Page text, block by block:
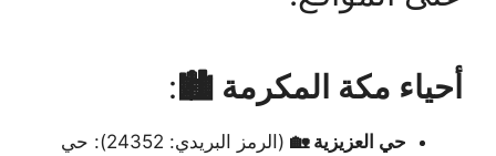
أحياء مكة المكرمة 🏙️:
حي العزيزية 🏡
(الرمز البريدي: 24352): حي